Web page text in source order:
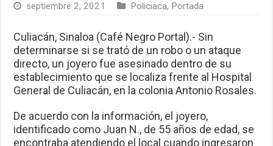
septiembre 2, 2021 Policiaca, Portada
Culiacán, Sinaloa (Café Negro Portal).- Sin
determinarse si se trató de un robo o un ataque
directo, un joyero fue asesinado dentro de su
establecimiento que se localiza frente al Hospital
General de Culiacán, en la colonia Antonio Rosales.
De acuerdo con la información, el joyero,
identificado como Juan N., de 55 años de edad, se
encontraba atendiendo el local cuando ingresaron